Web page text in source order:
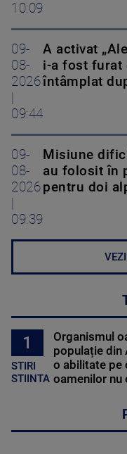
10:09
09-
08-
2026
09:44
A activat
i-a fost furat
întâmplat
09-
08-
2026
09:39
Misiune
au folosit în
pentru doi
1
STIRI
STIINTA
Organismul
populație din
o abilitate pe
oamenilor nu